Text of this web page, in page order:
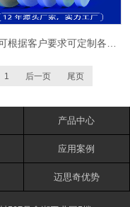
1 后一页 尾页
产品中心
应用案例
迈思奇优势